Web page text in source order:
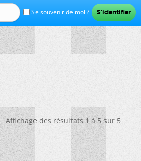
Se souvenir de moi ?
Affichage des résultats 1 à 5 sur 5